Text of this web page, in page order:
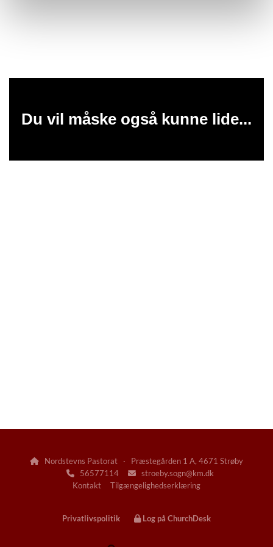
Du vil måske også kunne lide...
 Nordstevns Pastorat · Præstegården 1 A, 4671 Strøby
 56577114 
stroeby.sogn@km.dk
Kontakt
Tilgængelighedserklæring
Privatlivspolitik Log på ChurchDesk